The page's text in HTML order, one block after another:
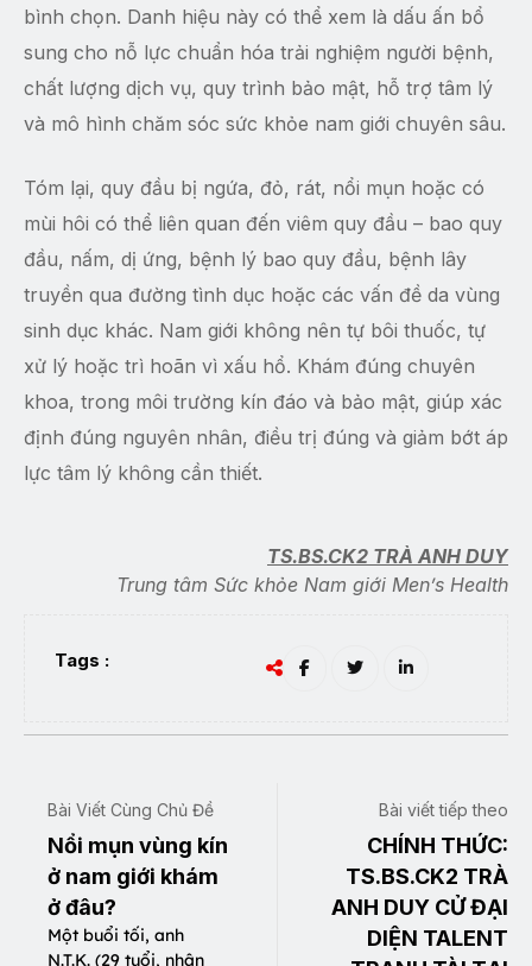
bình chọn. Danh hiệu này có thể xem là dấu ấn bổ
sung cho nỗ lực chuẩn hóa trải nghiệm người bệnh,
chất lượng dịch vụ, quy trình bảo mật, hỗ trợ tâm lý
và mô hình chăm sóc sức khỏe nam giới chuyên sâu.
Tóm lại, quy đầu bị ngứa, đỏ, rát, nổi mụn hoặc có
mùi hôi có thể liên quan đến viêm quy đầu – bao quy
đầu, nấm, dị ứng, bệnh lý bao quy đầu, bệnh lây
truyền qua đường tình dục hoặc các vấn đề da vùng
sinh dục khác. Nam giới không nên tự bôi thuốc, tự
xử lý hoặc trì hoãn vì xấu hổ. Khám đúng chuyên
khoa, trong môi trường kín đáo và bảo mật, giúp xác
định đúng nguyên nhân, điều trị đúng và giảm bớt áp
lực tâm lý không cần thiết.
TS.BS.CK2 TRÀ ANH DUY
Trung tâm Sức khỏe Nam giới Men’s Health
Tags :
Bài Viết Cùng Chủ Đề
Nổi mụn vùng kín
ở nam giới khám
ở đâu?
Một buổi tối, anh
N.T.K. (29 tuổi, nhân
Bài viết tiếp theo
CHÍNH THỨC:
TS.BS.CK2 TRÀ
ANH DUY CỬ ĐẠI
DIỆN TALENT